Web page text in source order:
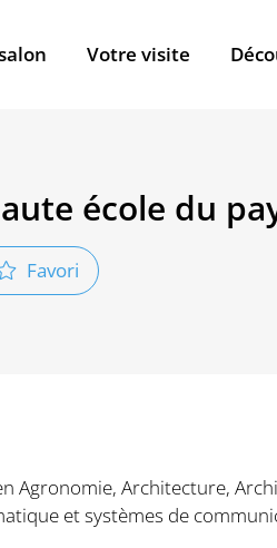
Votre visite
école du
Favori
Agronomie, Architecture,
et systèmes de